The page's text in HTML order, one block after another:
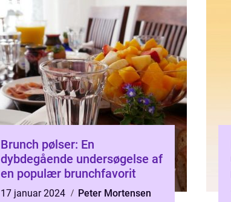
Brunch pølser: En
dybdegående undersøgelse af
en populær brunchfavorit
17 januar 2024
Peter Mortensen